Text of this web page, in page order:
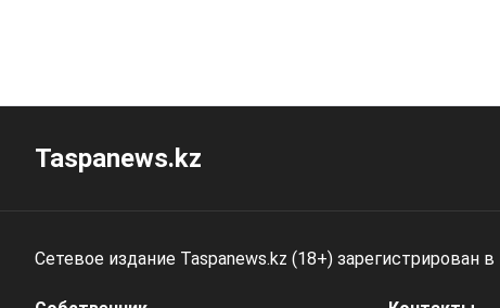
Taspanews.kz
Сетевое издание Taspanews.kz (18+) зарегистрирован